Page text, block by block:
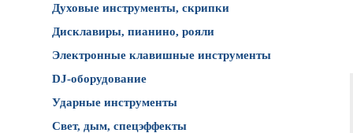
Духовые инструменты, скрипки
Дисклавиры, пианино, рояли
Электронные клавишные инструменты
DJ-оборудование
Ударные инструменты
Свет, дым, спецэффекты